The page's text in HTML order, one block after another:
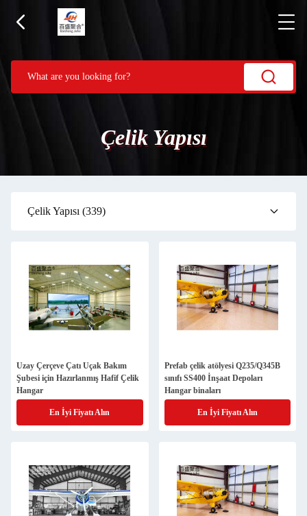
Çelik Yapısı
Çelik Yapısı (339)
Uzay Çerçeve Çatı Uçak Bakım
Şubesi için Hazırlanmış Hafif Çelik
Hangar
En İyi Fiyatı Alın
Prefab çelik atölyesi Q235/Q345B
sınıfı SS400 İnşaat Depoları
Hangar binaları
En İyi Fiyatı Alın